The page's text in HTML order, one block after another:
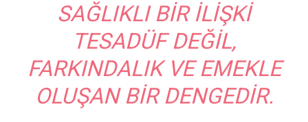
SAĞLIKLI BIR ILIŞKI
TESADÜF DEĞIL,
FARKINDALIK VE EMEKLE
OLUŞAN BIR DENGEDIR.